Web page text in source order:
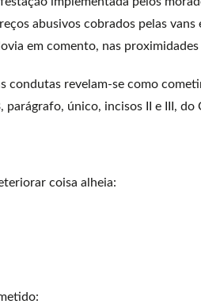
abusivos cobrados pelas
em comento, nas
condutas revelam-se como
único, incisos II e III, do
coisa alheia: